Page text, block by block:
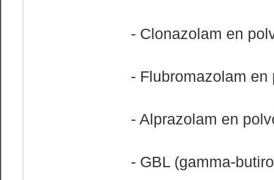
- Clonazolam en
- Flubromazolam en
- Alprazolam en
- GBL (gamma-